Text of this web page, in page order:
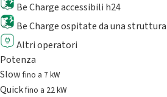
Be Charge accessibili h24
Be Charge ospitate da una
Altri operatori
Potenza
Slowfino a 7 kW
Quickfino a 22 kW